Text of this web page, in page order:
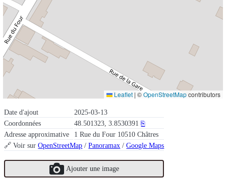
Date d'ajout
2025-03-13
Coordonnées
48.501323, 3.8530391 ⎘
Adresse approximative
1 Rue du Four 10510 Châtres
🔗 Voir surOpenStreetMap /Panoramax /Google Maps
Ajouter une image
Leaflet | ©OpenStreetMapcontributors